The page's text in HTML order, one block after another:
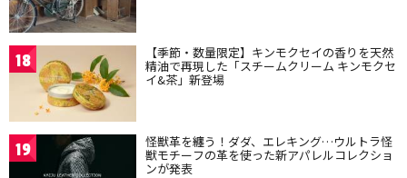
18 【季節・数量限定】キンモクセイの香りを天然
精油で再現した「スチームクリーム キンモクセ
イ&茶」新登場
19 怪獣革を纏う！ダダ、エレキング…ウルトラ怪
獣モチーフの革を使った新アパレルコレクショ
ンが発表